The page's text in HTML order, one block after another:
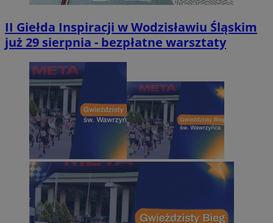
II Giełda Inspiracji w Wodzisławiu Śląskim
już 29 sierpnia - bezpłatne warsztaty